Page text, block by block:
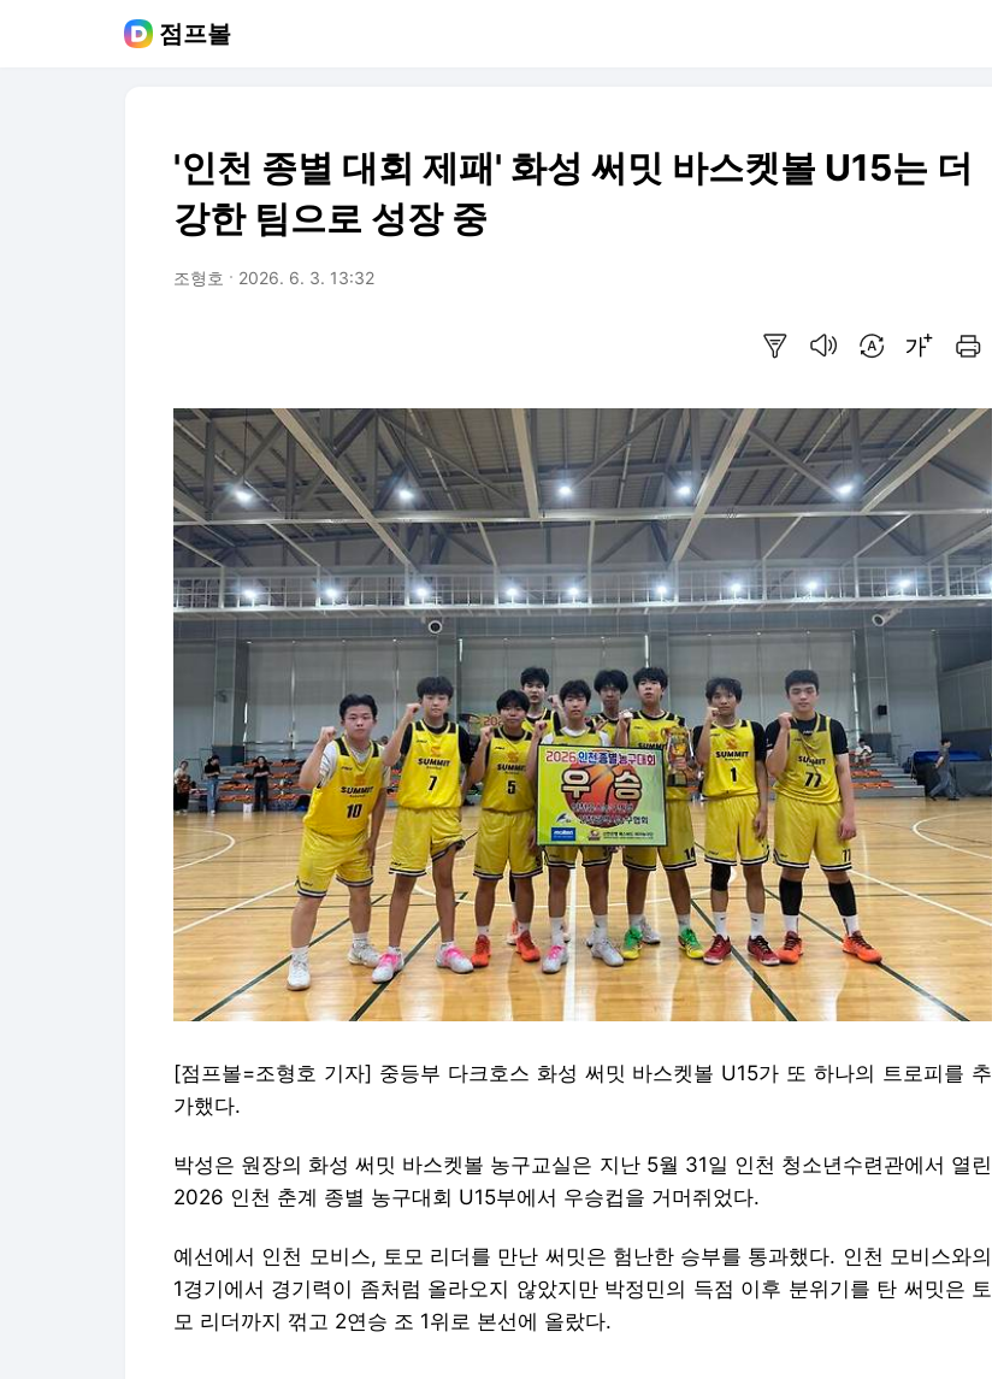
점프볼
'인천 종별 대회 제패' 화성 써밋 바스켓볼 U15는 더
강한 팀으로 성장 중
조형호 2026. 6. 3. 13:32
[점프볼=조형호 기자] 중등부 다크호스 화성 써밋 바스켓볼 U15가 또 하나의 트로피를 추
가했다.
박성은 원장의 화성 써밋 바스켓볼 농구교실은 지난 5월 31일 인천 청소년수련관에서 열린
2026 인천 춘계 종별 농구대회 U15부에서 우승컵을 거머쥐었다.
예선에서 인천 모비스, 토모 리더를 만난 써밋은 험난한 승부를 통과했다. 인천 모비스와의
1경기에서 경기력이 좀처럼 올라오지 않았지만 박정민의 득점 이후 분위기를 탄 써밋은 토
모 리더까지 꺾고 2연승 조 1위로 본선에 올랐다.